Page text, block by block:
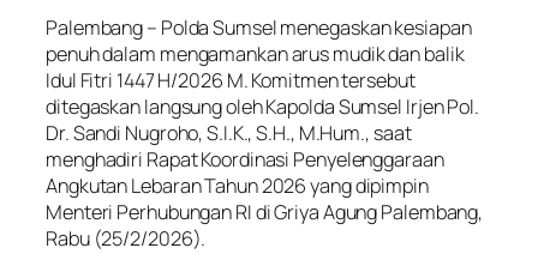
Palembang – Polda Sumsel menegaskan kesiapan
penuh dalam mengamankan arus mudik dan balik
Idul Fitri 1447 H/2026 M. Komitmen tersebut
ditegaskan langsung oleh Kapolda Sumsel Irjen Pol.
Dr. Sandi Nugroho, S.I.K., S.H., M.Hum., saat
menghadiri Rapat Koordinasi Penyelenggaraan
Angkutan Lebaran Tahun 2026 yang dipimpin
Menteri Perhubungan RI di Griya Agung Palembang,
Rabu (25/2/2026).